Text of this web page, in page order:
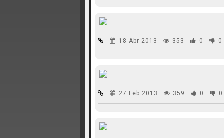
18 Abr 2013 353 0 0
27 Feb 2013 359 0 0